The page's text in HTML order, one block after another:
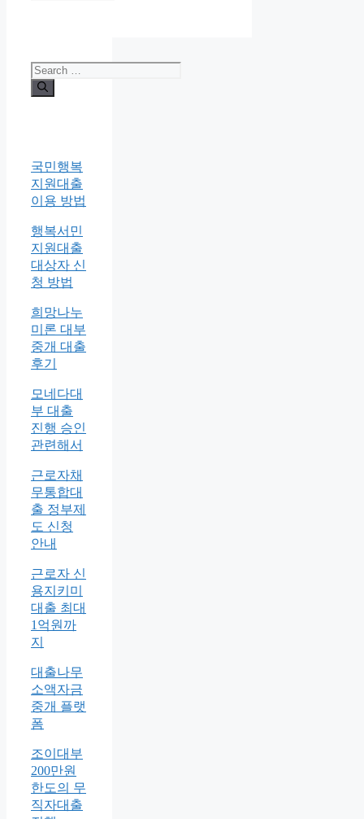
Search
for:
국민행복
지원대출
이용 방법
행복서민
지원대출
대상자 신
청 방법
희망나누
미론 대부
중개 대출
후기
모네다대
부 대출
진행 승인
관련해서
근로자채
무통합대
출 정부제
도 신청
안내
근로자 신
용지키미
대출 최대
1억원까
지
대출나무
소액자금
중개 플랫
폼
조이대부
200만원
한도의 무
직자대출